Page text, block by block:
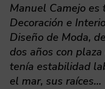
Manuel Camejo
Decoración e
Diseño de Moda,
dos años con
tenía estabilidad
el mar, sus raíces…